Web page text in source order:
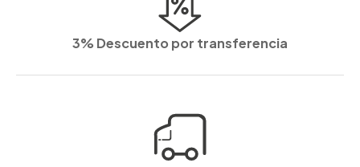
3% Descuento por transferencia